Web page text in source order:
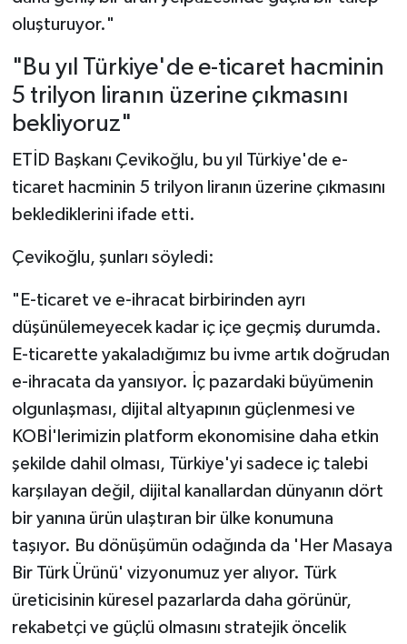
oluşturuyor."
"Bu yıl Türkiye'de e-ticaret hacminin
5 trilyon liranın üzerine çıkmasını
bekliyoruz"
ETİD Başkanı Çevikoğlu, bu yıl Türkiye'de e-
ticaret hacminin 5 trilyon liranın üzerine çıkmasını
beklediklerini ifade etti.
Çevikoğlu, şunları söyledi:
"E-ticaret ve e-ihracat birbirinden ayrı
düşünülemeyecek kadar iç içe geçmiş durumda.
E-ticarette yakaladığımız bu ivme artık doğrudan
e-ihracata da yansıyor. İç pazardaki büyümenin
olgunlaşması, dijital altyapının güçlenmesi ve
KOBİ'lerimizin platform ekonomisine daha etkin
şekilde dahil olması, Türkiye'yi sadece iç talebi
karşılayan değil, dijital kanallardan dünyanın dört
bir yanına ürün ulaştıran bir ülke konumuna
taşıyor. Bu dönüşümün odağında da 'Her Masaya
Bir Türk Ürünü' vizyonumuz yer alıyor. Türk
üreticisinin küresel pazarlarda daha görünür,
rekabetçi ve güçlü olmasını stratejik öncelik